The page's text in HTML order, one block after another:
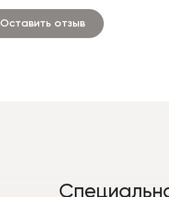
Оставить отзыв